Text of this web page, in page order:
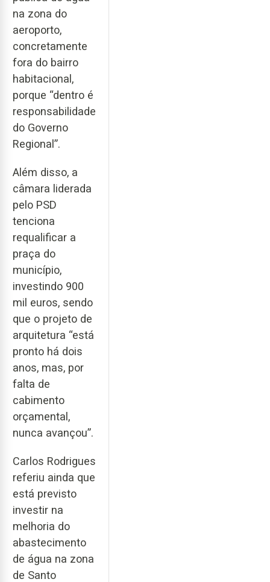
na zona do
aeroporto,
concretamente
fora do bairro
habitacional,
porque “dentro é
responsabilidade
do Governo
Regional”.
Além disso, a
câmara liderada
pelo PSD
tenciona
requalificar a
praça do
município,
investindo 900
mil euros, sendo
que o projeto de
arquitetura “está
pronto há dois
anos, mas, por
falta de
cabimento
orçamental,
nunca avançou”.
Carlos Rodrigues
referiu ainda que
está previsto
investir na
melhoria do
abastecimento
de água na zona
de Santo